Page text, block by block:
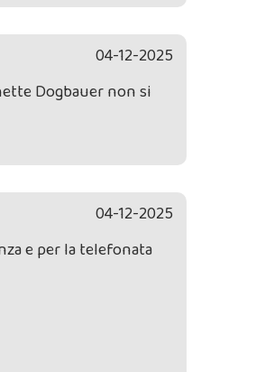
04-12-2025
Dogbauer non si
04-12-2025
e per la telefonata